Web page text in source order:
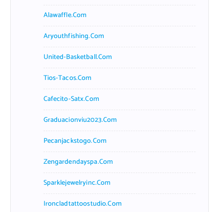
Alawaffle.com
Aryouthfishing.com
United-Basketball.com
Tios-Tacos.com
Cafecito-Satx.com
Graduacionviu2023.com
Pecanjackstogo.com
Zengardendayspa.com
Sparklejewelryinc.com
Ironcladtattoostudio.com